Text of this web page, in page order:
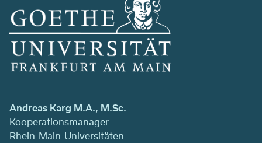
Andreas Karg M.A., M.Sc.
Kooperationsmanager
Rhein-Main-Universitäten